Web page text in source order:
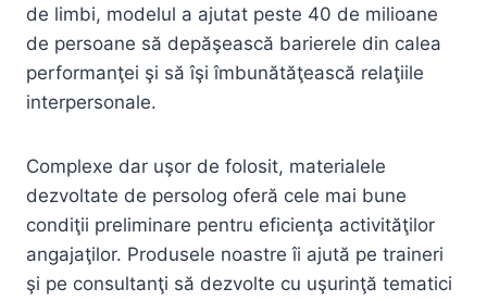
de limbi, modelul a ajutat peste 40 de milioane
de persoane să depăşească barierele din calea
performanţei şi să îşi îmbunătăţească relaţiile
interpersonale.
Complexe dar uşor de folosit, materialele
dezvoltate de persolog oferă cele mai bune
condiţii preliminare pentru eficienţa activităţilor
angajaţilor. Produsele noastre îi ajută pe traineri
şi pe consultanţi să dezvolte cu uşurinţă tematici